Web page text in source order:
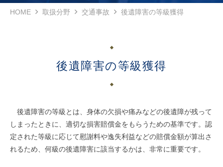
HOME 取扱分野 交通事故 後遺障害の等級獲得
後遺障害の等級獲得
後遺障害の等級とは、身体の欠損や痛みなどの後遺障が残って
しまったときに、適切な損害賠償金をもらうための基準です。認
定された等級に応じて慰謝料や逸失利益などの賠償金額が算出さ
れるため、何級の後遺障害に該当するかは、非常に重要です。